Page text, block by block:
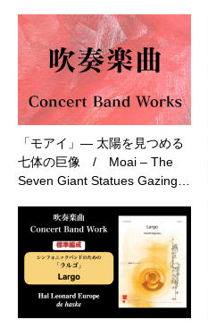
「モアイ」― 太陽を見つめる
七体の巨像 / Moai – The
Seven Giant Statues Gazing…